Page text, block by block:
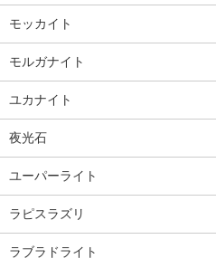
モッカイト
モルガナイト
ユカナイト
夜光石
ユーパーライト
ラピスラズリ
ラブラドライト